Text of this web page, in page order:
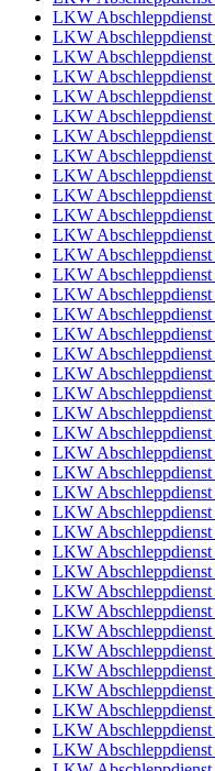
LKW Abschleppdienst
LKW
LKW
LKW
LKW Abschleppdienst
LKW
LKW Abschleppdienst
LKW
LKW Abschleppdienst
LKW
LKW
LKW
LKW Abschleppdienst
LKW
LKW
LKW Abschleppdienst
LKW
LKW Abschleppdienst
LKW Abschleppdienst
LKW
LKW
LKW
LKW Abschleppdienst
LKW Abschleppdienst
LKW
LKW Abschleppdienst
LKW
LKW
LKW
LKW
LKW
LKW Abschleppdienst
LKW
LKW Abschleppdienst
LKW Abschleppdienst
LKW Abschleppdienst
LKW Abschleppdienst
LKW